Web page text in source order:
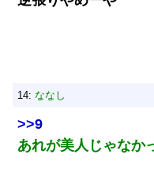
14: ななし
>>9
あれが美人じゃなか